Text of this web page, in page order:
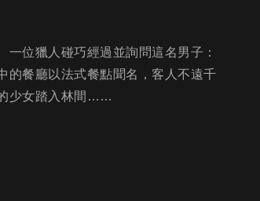
位獵人碰巧經過並詢問這名男子：
的餐廳以法式餐點聞名，客人不遠千
少女踏入林間……